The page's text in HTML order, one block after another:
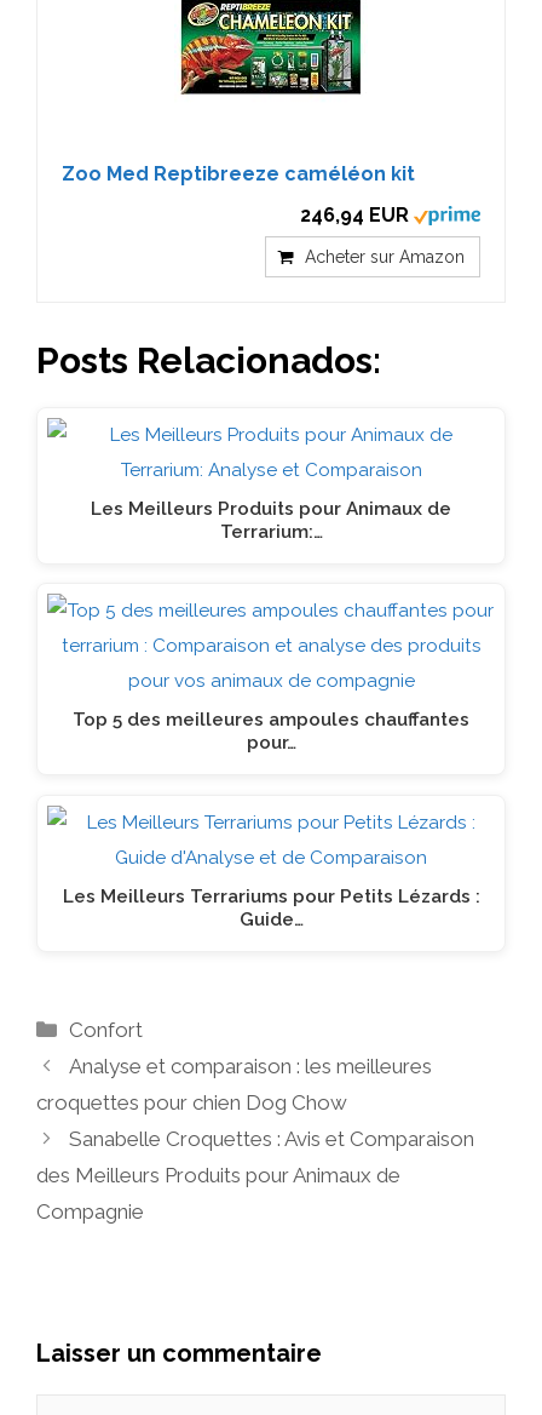
Zoo Med Reptibreeze caméléon kit
246,94 EUR
Acheter sur Amazon
Posts Relacionados:
Les Meilleurs Produits pour Animaux de
Terrarium:…
Top 5 des meilleures ampoules chauffantes
pour…
Les Meilleurs Terrariums pour Petits Lézards :
Guide…
Catégories
Confort
Analyse et comparaison : les meilleures
croquettes pour chien Dog Chow
Sanabelle Croquettes : Avis et Comparaison
des Meilleurs Produits pour Animaux de
Compagnie
Laisser un commentaire